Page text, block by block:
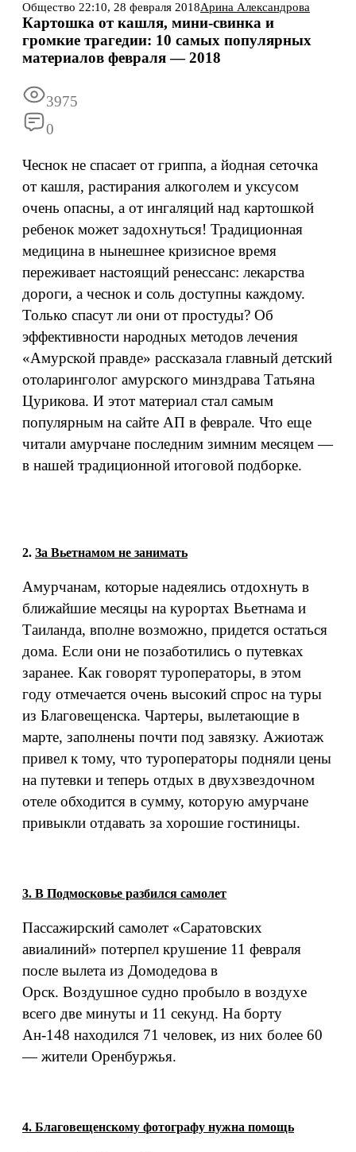
Информация Подписка Все новостиАрхив
Общество 22:10, 28 февраля 2018Арина Александрова
Картошка от кашля, мини-свинка и
громкие трагедии: 10 самых популярных
материалов февраля — 2018
3975
0
Чеснок не спасает от гриппа, а йодная сеточка
от кашля, растирания алкоголем и уксусом
очень опасны, а от ингаляций над картошкой
ребенок может задохнуться! Традиционная
медицина в нынешнее кризисное время
переживает настоящий ренессанс: лекарства
дороги, а чеснок и соль доступны каждому.
Только спасут ли они от простуды? Об
эффективности народных методов лечения
«Амурской правде» рассказала главный детский
отоларинголог амурского минздрава Татьяна
Цурикова. И этот материал стал самым
популярным на сайте АП в феврале. Что еще
читали амурчане последним зимним месяцем —
в нашей традиционной итоговой подборке.
2. За Вьетнамом не занимать
Амурчанам, которые надеялись отдохнуть в
ближайшие месяцы на курортах Вьетнама и
Таиланда, вполне возможно, придется остаться
дома. Если они не позаботились о путевках
заранее. Как говорят туроператоры, в этом
году отмечается очень высокий спрос на туры
из Благовещенска. Чартеры, вылетающие в
марте, заполнены почти под завязку. Ажиотаж
привел к тому, что туроператоры подняли цены
на путевки и теперь отдых в двухзвездочном
отеле обходится в сумму, которую амурчане
привыкли отдавать за хорошие гостиницы.
3. В Подмосковье разбился самолет
Пассажирский самолет «Саратовских
авиалиний» потерпел крушение 11 февраля
после вылета из Домодедова в
Орск. Воздушное судно пробыло в воздухе
всего две минуты и 11 секунд. На борту
Ан-148 находился 71 человек, из них более 60
— жители Оренбуржья.
4. Благовещенскому фотографу нужна помощь